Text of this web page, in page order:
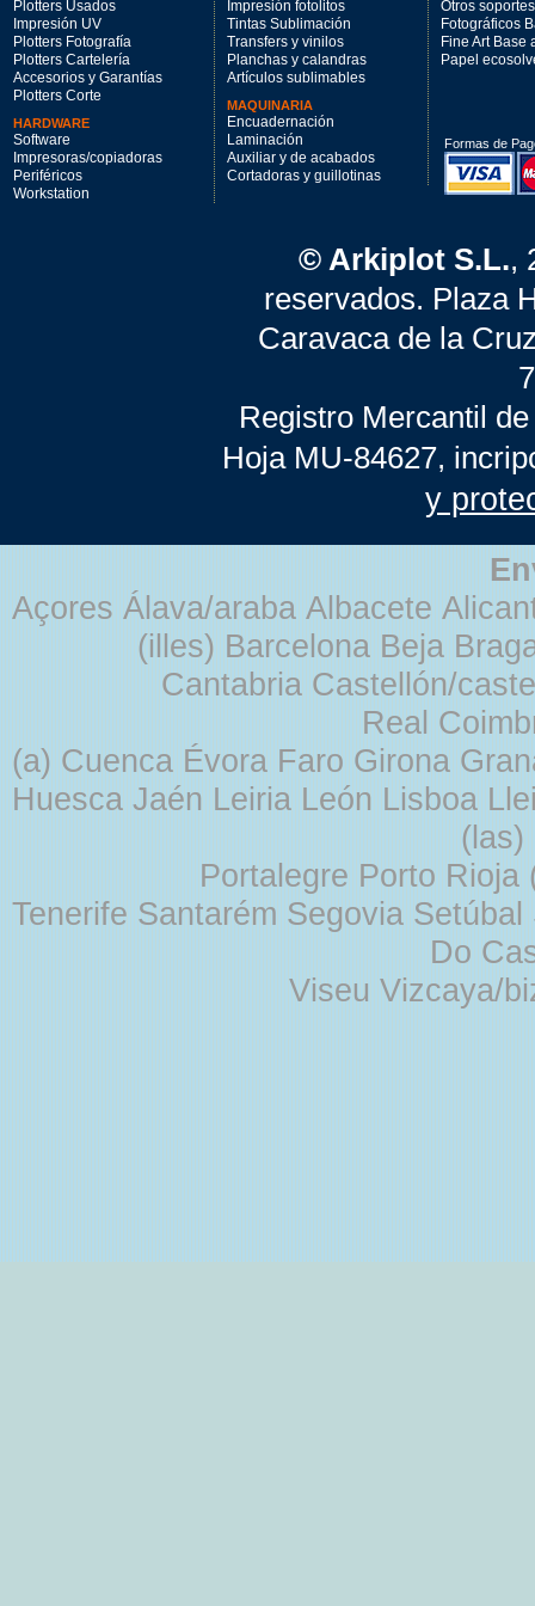
Plotters Usados
Impresión UV
Plotters Fotografía
Plotters Cartelería
Accesorios y Garantías
Plotters Corte
HARDWARE
Software
Impresoras/copiadoras
Periféricos
Workstation
Impresión fotolitos
Tintas Sublimación
Transfers y vinilos
Planchas y calandras
Artículos sublimables
MAQUINARIA
Encuadernación
Laminación
Auxiliar y de acabados
Cortadoras y guillotinas
Otros soportes
Fotográficos
Fine Art Base
Papel
Formas de
© Arkiplot S.L.,
reservados. Plaza
Caravaca de la
Registro Mercantil
Hoja MU-84627,
y
Açores Álava/araba Albacete
(illes) Barcelona Beja
Cantabria Castellón/
Real
(a) Cuenca Évora Faro Girona
Huesca Jaén Leiria León Lisboa
Portalegre Porto
Tenerife Santarém Segovia
Do
Viseu Vizcaya/